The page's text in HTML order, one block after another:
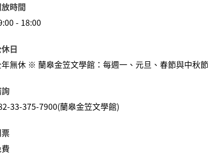
時間
- 18:00
日
無休 ※ 蘭皋金笠文學館：每週一、元旦、春節與中秋節
33-375-7900(蘭皋金笠文學館)